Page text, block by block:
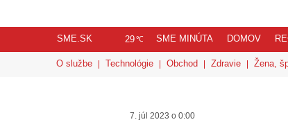
SME.SK 29℃ SME MINÚTA DOMOV
O službe Technológie Obchod Zdravie Žena,
7. júl 2023 o 0:00